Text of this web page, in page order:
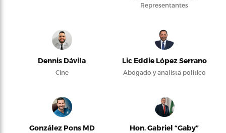
Representantes
Dennis Dávila
Cine
Lic Eddie López Serrano
Abogado y analista político
González Pons MD
Hon. Gabriel “Gaby”